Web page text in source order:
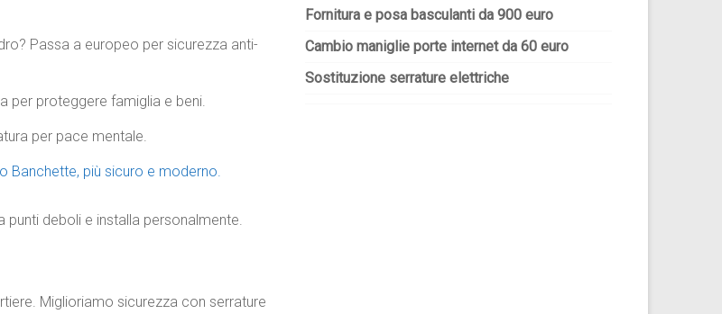
Passa a europeo per sicurezza anti-
per proteggere famiglia e beni.
per pace mentale.
Banchette, più sicuro e moderno.
punti deboli e installa personalmente.
Miglioriamo sicurezza con serrature
Fornitura e posa basculanti da 900 euro
Cambio maniglie porte internet da 60 euro
Sostituzione serrature elettriche